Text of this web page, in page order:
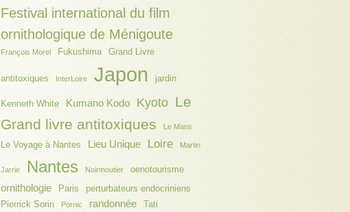
Festival international du film
ornithologique de Ménigoute
François Morel Fukushima Grand Livre
antitoxiques InterLoire Japon jardin
Kenneth White Kumano Kodo Kyoto Le
Grand livre antitoxiques
Le Mans
Le Voyage à Nantes Lieu Unique Loire Martin
Jarrie Nantes Noirmoutier oenotourisme
ornithologie Paris
perturbateurs endocriniens
Pierrick Sorin
Pornic randonnée Tati